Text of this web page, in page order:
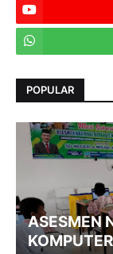
POPULAR
ASESMEN